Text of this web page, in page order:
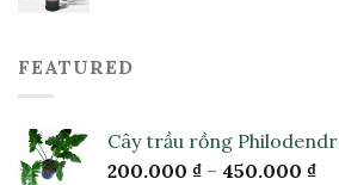
FEATURED
Cây trầu rồng
200.000 ₫ – 450.000 ₫